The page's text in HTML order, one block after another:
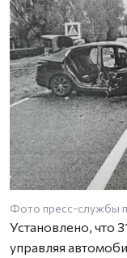
Фото пресс-службы
Установлено, что
управляя